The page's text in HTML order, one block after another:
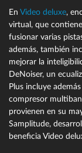
En Video deluxe,
virtual, que
fusionar varias
además, también
mejorar la
DeNoiser, un
Plus incluye
compresor
provienen en su
Samplitude,
beneficia Video